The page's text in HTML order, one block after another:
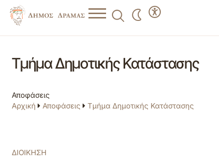
Τμήμα Δημοτικής Κατάστασης
Αποφάσεις
Αρχική
Αποφάσεις Τμήμα Δημοτικής Κατάστασης
ΔΙΟΙΚΗΣΗ